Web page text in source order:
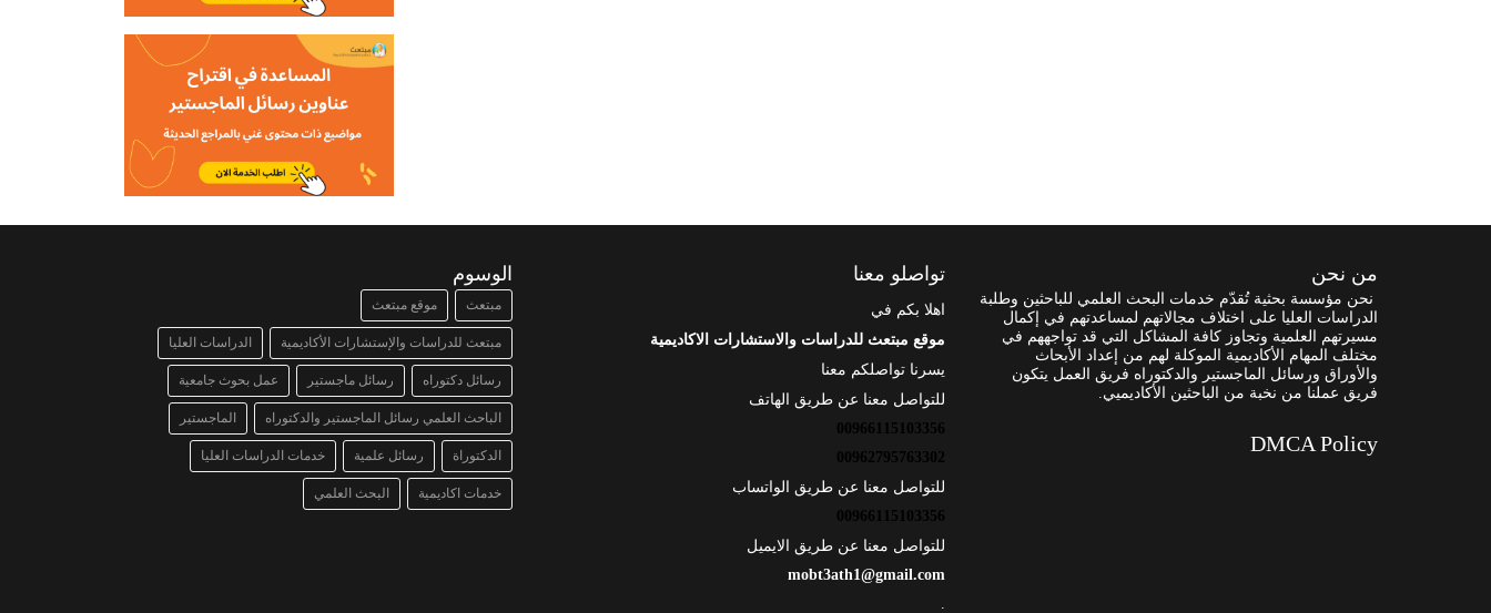
من نحن
نحن مؤسسة بحثية تُقدّم خدمات البحث العلمي للباحثين وطلبة
الدراسات العليا على اختلاف مجالاتهم لمساعدتهم في إكمال
مسيرتهم العلمية وتجاوز كافة المشاكل التي قد تواجههم في
مختلف المهام الأكاديمية الموكلة لهم من إعداد الأبحاث
والأوراق ورسائل الماجستير والدكتوراه فريق العمل يتكون
فريق عملنا من نخبة من الباحثين الأكاديميي.
DMCA Policy
تواصلو معنا
اهلا بكم في
موقع مبتعث للدراسات والاستشارات الاكاديمية
يسرنا تواصلكم معنا
للتواصل معنا عن طريق الهاتف
00966115103356
00962795763302
للتواصل معنا عن طريق الواتساب
00966115103356
للتواصل معنا عن طريق الايميل
mobt3ath1@gmail.com
الوسوم
مبتعث موقع مبتعث
مبتعث للدراسات والإستشارات الأكاديمية الدراسات العليا
رسائل دكتوراه رسائل ماجستير عمل بحوث جامعية
الباحث العلمي رسائل الماجستير والدكتوراه الماجستير
الدكتوراة رسائل علمية خدمات الدراسات العليا
خدمات اكاديمية البحث العلمي